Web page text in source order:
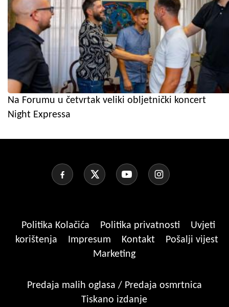
Na Forumu u četvrtak veliki obljetnički koncert
Night Expressa
Politika Kolačića Politika privatnosti
Uvjeti
korištenja
Impresum Kontakt
Pošalji vijest
Marketing
Predaja malih oglasa / Predaja osmrtnica
Tiskano izdanje